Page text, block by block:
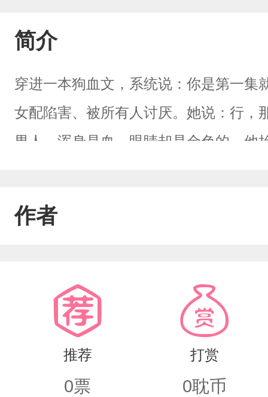
简介
穿进一本狗血文，系统说：你是第一集
女配陷害、被所有人讨厌。她说：行，
男人，浑身是血，眼睛却是金色的。他
崩！她没理。因为那个男人说：“你跳
壳子。他一直跟着她。每一世都在等她
作者
推荐
0票
打赏
0耽币